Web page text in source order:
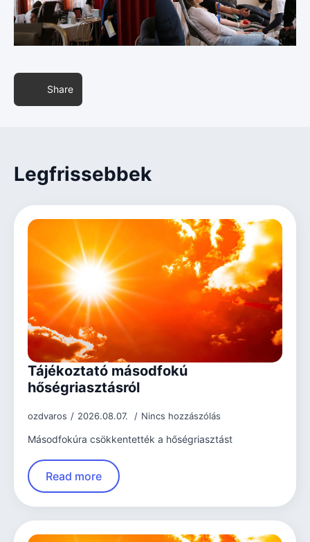
Share
Legfrissebbek
Tájékoztató másodfokú
hőségriasztásról
ozdvaros 2026.08.07. Nincs hozzászólás
Másodfokúra csökkentették a hőségriasztást
Read more